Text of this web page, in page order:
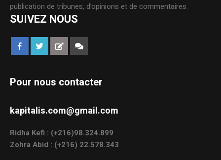
publication de tribunes, d’opinions et de commentaires.
SUIVEZ NOUS
Pour nous contacter
kapitalis.com@gmail.com
Ridha Kefi : (+216)98.324.899
Zohra Abid : (+216) 22.578.343